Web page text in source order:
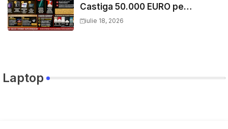
Castiga 50.000 EURO pe
YourDecision.ro
iulie 18, 2026
Laptop